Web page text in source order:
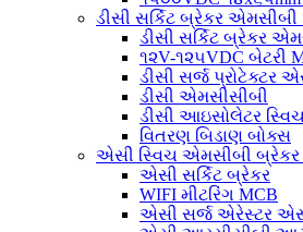
ડીસી સર્કિટ બ્રેકર
ડીસી સર્કિટ બ્રેકર
૧૨V-૧૨૫VDC બેટરી
ડીસી સર્જ પ્રોટેક્ટર
ડીસી એમસીસીબી
ડીસી આઇસોલેટર સ્વિચ
વિતરણ બિડાણ બોક્સ
એસી સ્વિચ એમસીબી બ્રેકર
એસી સર્કિટ બ્રેકર
WIFI મીટરિંગ MCB
એસી સર્જ એરેસ્ટર